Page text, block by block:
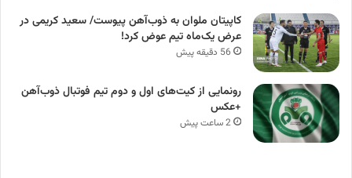
کاپیتان ملوان به ذوب‌آهن پیوست/ سعید کریمی در
عرض یک‌ماه تیم عوض کرد!
56 دقیقه پیش
رونمایی از کیت‌های اول و دوم تیم فوتبال ذوب‌آهن
+عکس
2 ساعت پیش